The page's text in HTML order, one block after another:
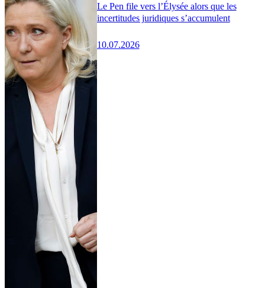
Le Pen file vers l’Élysée alors que les
incertitudes juridiques s’accumulent
10.07.2026